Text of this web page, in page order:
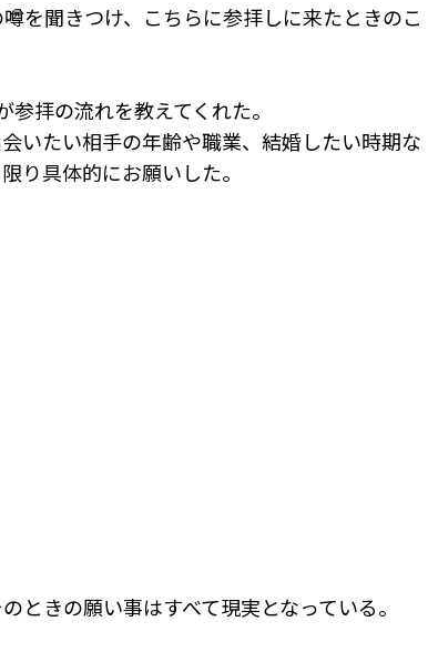
を聞きつけ、こちらに参拝しに来たときのこ
拝の流れを教えてくれた。
いたい相手の年齢や職業、結婚したい時期な
り具体的にお願いした。
ときの願い事はすべて現実となっている。